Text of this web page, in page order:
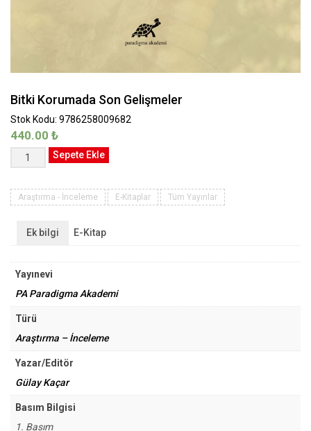
Bitki Korumada Son Gelişmeler
Stok Kodu: 9786258009682
440.00 ₺
Bitki
Korumada
Gelişmeler
Sepete Ekle
Araştırma - İnceleme E-Kitaplar Tüm Yayınlar
Ek bilgi E-Kitap
Yayınevi
PA Paradigma Akademi
Türü
Araştırma – İnceleme
Yazar/Editör
Gülay Kaçar
Basım Bilgisi
1. Basım